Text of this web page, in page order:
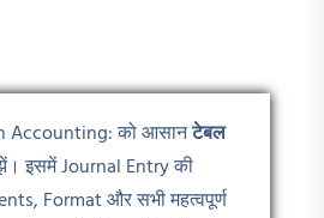
Accounting: को आसानटेबल
इसमें Journal Entry की
Format और सभी महत्वपूर्ण